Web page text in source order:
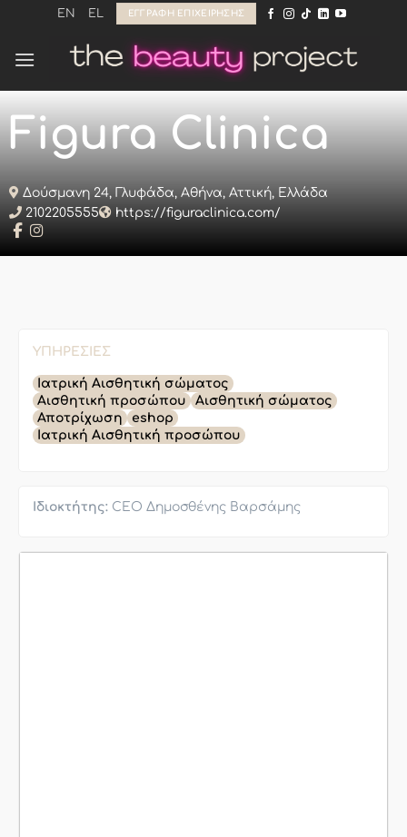
Μετάβαση
περιεχόμενο
EN EL ΕΓΓΡΑΦΉ ΕΠΙΧΕΊΡΗΣΗΣ
Figura Clinica
Δούσμανη 24, Γλυφάδα, Αθήνα, Αττική, Ελλάδα
2102205555
https://figuraclinica.com/
ΥΠΗΡΕΣΊΕΣ
Ιατρική Αισθητική σώματος
Αισθητική προσώπου
Αισθητική σώματος
Αποτρίχωση
eshop
Ιατρική Αισθητική προσώπου
Ιδιοκτήτης: CEO Δημοσθένης Βαρσάμης